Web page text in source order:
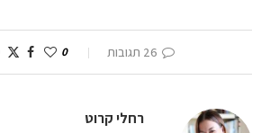
26 תגובות 0
רחלי קרוט